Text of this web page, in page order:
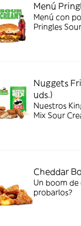
Menú
Menú con
Pringles
Nuggets
uds.)
Nuestros
Mix Sour
Cheddar
Un boom de
probarlos?